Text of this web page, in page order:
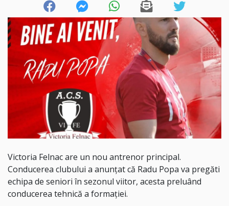
Victoria Felnac are un nou antrenor principal.
Conducerea clubului a anunțat că Radu Popa va pregăti
echipa de seniori în sezonul viitor, acesta preluând
conducerea tehnică a formației.